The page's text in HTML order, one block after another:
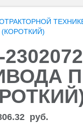
(КОРОТКИЙ)
руб.